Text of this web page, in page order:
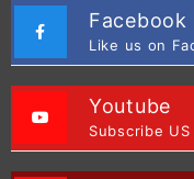
Facebook
Like us on
Youtube
Subscribe US